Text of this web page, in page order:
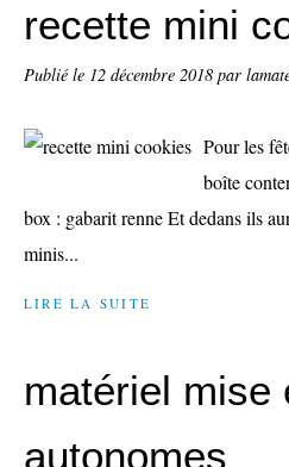
recette mini
Publié le 12 décembre 2018 par
Pour les
boîte
box : gabarit renne Et dedans ils
minis...
LIRE LA SUITE
matériel mise
autonomes